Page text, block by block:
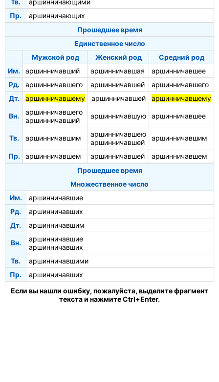
Тв.
аршинничающими
Пр.
аршинничающих
Прошедшее время
Единственное число
Мужской род
Женский род
Средний род
Им.
аршинничавший аршинничавшая
аршинничавшее
Рд.
аршинничавшего аршинничавшей
аршинничавшего
Дт.
аршинничавшему аршинничавшей аршинничавшему
Вн.
аршинничавшего
аршинничавший
аршинничавшую аршинничавшее
Тв. аршинничавшим
аршинничавшею
аршинничавшей
аршинничавшим
Пр. аршинничавшем аршинничавшей
аршинничавшем
Прошедшее время
Множественное число
Им.
аршинничавшие
Рд.
аршинничавших
Дт.
аршинничавшим
Вн.
аршинничавшие
аршинничавших
Тв.
аршинничавшими
Пр.
аршинничавших
Если вы нашли ошибку, пожалуйста, выделите фрагмент
текста и нажмите Ctrl+Enter.